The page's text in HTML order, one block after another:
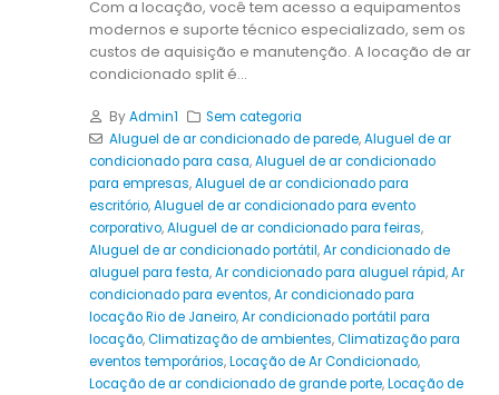
Com a locação, você tem acesso a equipamentos
modernos e suporte técnico especializado, sem os
custos de aquisição e manutenção. A locação de ar
condicionado split é...
ByAdmin1
Sem categoria
Aluguel de ar condicionado de parede,Aluguel de ar
condicionado para casa,Aluguel de ar condicionado
para empresas,Aluguel de ar condicionado para
escritório,Aluguel de ar condicionado para evento
corporativo,Aluguel de ar condicionado para feiras,
Aluguel de ar condicionado portátil,Ar condicionado de
aluguel para festa,Ar condicionado para aluguel rápid,Ar
condicionado para eventos,Ar condicionado para
locação Rio de Janeiro,Ar condicionado portátil para
locação,Climatização de ambientes,Climatização para
eventos temporários,Locação de Ar Condicionado,
Locação de ar condicionado de grande porte,Locação de